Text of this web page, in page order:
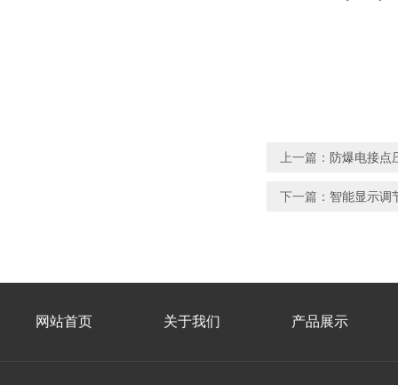
上一篇： 防爆电接点
下一篇： 智能显示调
网站首页 关于我们 产品展示